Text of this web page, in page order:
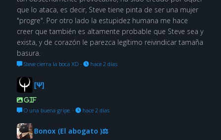
que lo ataca, es decir, Steve tiene pinta de ser una mujer
"progre". Por otro lado la estupidez humana me hace
creer que también es altamente probable que Steve sea y
exista, y de corazón le parezca legítimo reivindicar tamaña
basura.
Steve cierra la boca XD · hace 2 días
[Ψ]
GIF
O una buena gripe. · hace 2 días
Bonox (El abogato )⚖